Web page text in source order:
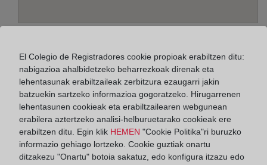
Paseo de la Zona Franca, 109-Edif. Torre Marina,
8038
Horario:
De lunes a viernes de 09:00 a 17:00 horas
Agosto: De lunes a viernes de 09:00 a 14:00 horas
Los días 24 y 31 de diciembre de 09:00 a 14:00
horas
El Colegio de Registradores cookie propioak erabiltzen ditu:
nabigazioa ahalbidetzeko beharrezkoak direnak eta
lehentasunak erabiltzaileak zerbitzura ezaugarri jakin
batzuekin sartzeko informazioa gogoratzeko. Hirugarrenen
lehentasunen cookieak eta erabiltzailearen webgunean
erabilera aztertzeko analisi-helburuetarako cookieak ere
erabiltzen ditu. Egin klik HEMEN "Cookie Politika"ri buruzko
informazio gehiago lortzeko. Cookie guztiak onartu
ditzakezu "Onartu" botoia sakatuz, edo konfigura itzazu edo